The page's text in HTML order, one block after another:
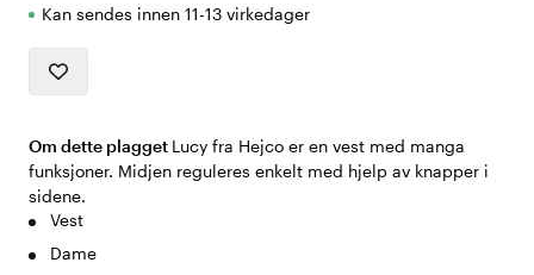
Kan sendes innen 11-13 virkedager
Om dette plagget Lucy fra Hejco er en vest med manga
funksjoner. Midjen reguleres enkelt med hjelp av knapper i
sidene.
Vest
Dame